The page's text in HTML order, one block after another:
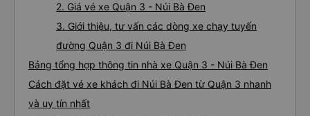
2. Giá vé xe Quận 3 - Núi Bà Đen
3. Giới thiệu, tư vấn các dòng xe chạy tuyến
đường Quận 3 đi Núi Bà Đen
Bảng tổng hợp thông tin nhà xe Quận 3 - Núi Bà Đen
Cách đặt vé xe khách đi Núi Bà Đen từ Quận 3 nhanh
và uy tín nhất